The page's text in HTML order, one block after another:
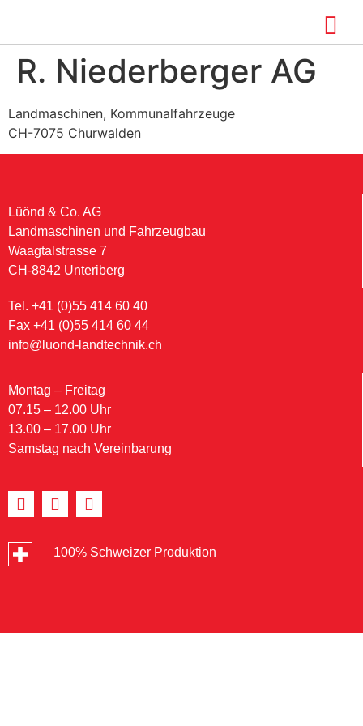
R. Niederberger AG
Landmaschinen, Kommunalfahrzeuge
CH-7075 Churwalden
Lüönd & Co. AG
Landmaschinen und Fahrzeugbau
Waagtalstrasse 7
CH-8842 Unteriberg
Tel. +41 (0)55 414 60 40
Fax +41 (0)55 414 60 44
info@luond-landtechnik.ch
Montag – Freitag
07.15 – 12.00 Uhr
13.00 – 17.00 Uhr
Samstag nach Vereinbarung
100% Schweizer Produktion